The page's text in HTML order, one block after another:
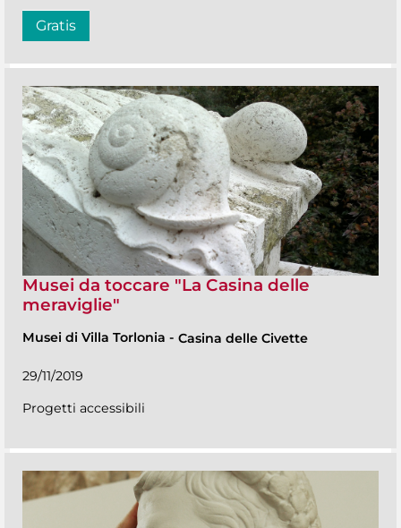
Gratis
Musei da toccare "La Casina delle
meraviglie"
Musei di Villa Torlonia - Casina delle Civette
29/11/2019
Progetti accessibili